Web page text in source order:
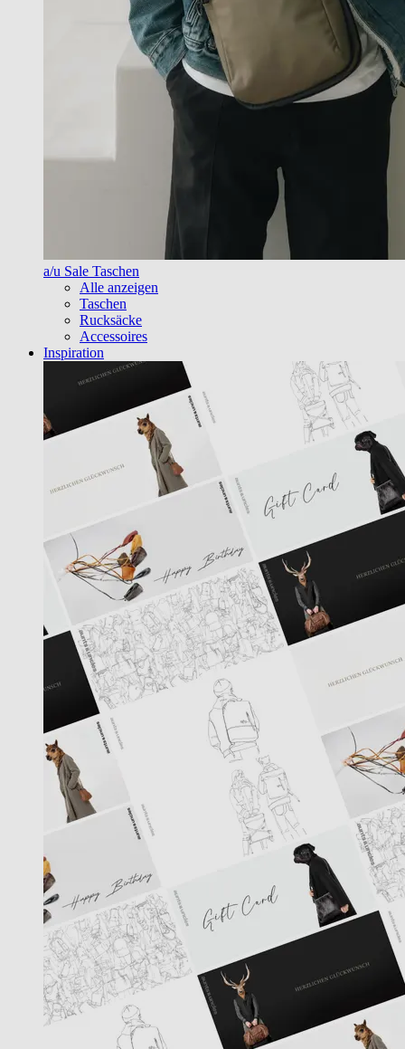
a/u Sale Taschen
Alle anzeigen
Taschen
Rucksäcke
Accessoires
Inspiration